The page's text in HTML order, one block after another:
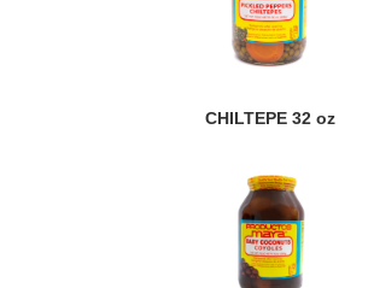
CHILTEPE 32 oz